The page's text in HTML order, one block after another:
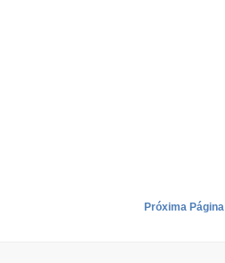
Próxima Página